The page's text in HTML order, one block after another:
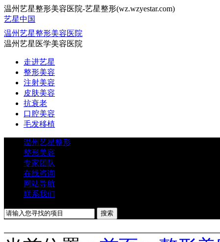
温州艺星整形美容医院-艺星整形(wz.wzyestar.com)
艺星中国
温州艺星整形美容医院
温州艺星医学美容医院
走进艺星
整形美容
注射美容
皮肤美容
抗衰老
口腔美容
毛发移植
温州艺星整形
整形美容
专家团队
在线咨询
网站导航
联系我们